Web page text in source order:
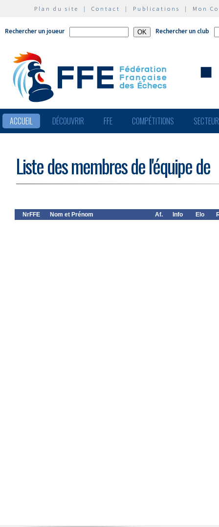
Plan du site | Contact | Publications | Mon
Rechercher un joueur Rechercher un club
ACCUEIL DÉCOUVRIR FFE COMPÉTITIONS
Liste des membres de l'équipe de
NrFFE Nom et Prénom Af. Info Elo